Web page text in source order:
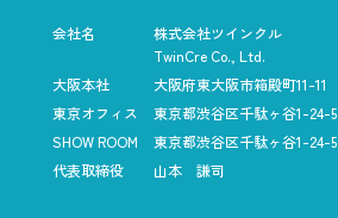
会社名
株式会社ツインクル
TwinCre Co., Ltd.
大阪本社
大阪府東大阪市箱殿町11-11
東京オフィス
東京都渋谷区千駄ヶ谷1-24-5
SHOW ROOM
東京都渋谷区千駄ヶ谷1-24-5
代表取締役
山本 謙司